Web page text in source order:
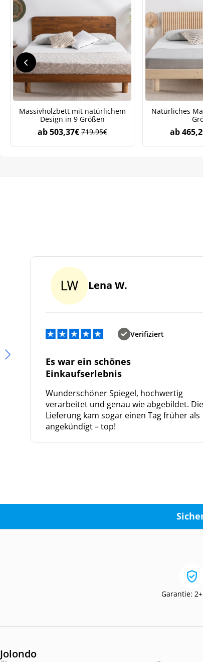
Massivholzbett mit natürlichem
Design in 9 Größen
ab 719,95€
503,37€
Natürliches
ab
Lena W.
Verifiziert
Es war ein schönes
Einkaufserlebnis
Wunderschöner Spiegel, hochwertig
verarbeitet und genau wie abgebildet. Die
Lieferung kam sogar einen Tag früher als
angekündigt – top!
Garantie:
Jolondo